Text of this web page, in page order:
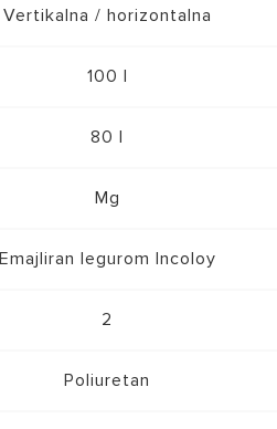
Vertikalna / horizontalna
100 l
80 l
Mg
Emajliran legurom Incoloy
2
Poliuretan